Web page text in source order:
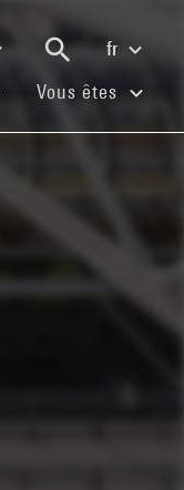
fr
(current)
Vous êtes